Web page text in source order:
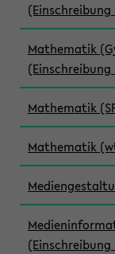
(Einschreibung
Mathematik
(Einschreibung
Mathematik
Mathematik
(Einschreibung